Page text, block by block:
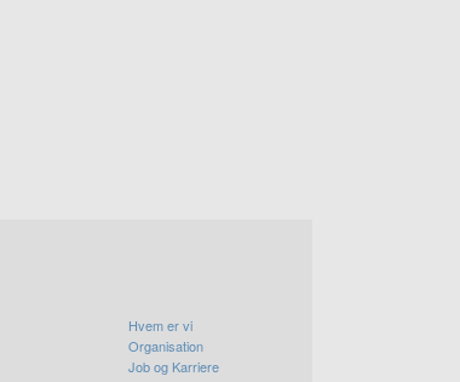
Hvem er vi
Organisation
Job og Karriere